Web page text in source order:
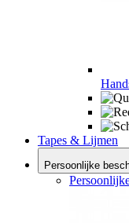
Tapes & Lijmen
Persoonlijke